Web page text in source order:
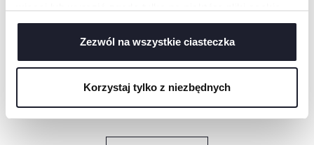
kliknij „Ustawienia”. Zamykając ten baner, wyrażasz
zgodę na używanie wyłącznie technicznych plików
cookie, które są niezbędne dla żądanej usługi.
Zezwól na wszystkie ciasteczka
Korzystaj tylko z niezbędnych
fotelik w wygodny
zapewniając dziecku
spokojny sen nawet
po podróży
samochodem.